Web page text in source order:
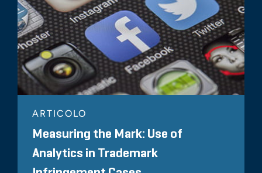
ARTICOLO
Measuring the Mark: Use of
Analytics in Trademark